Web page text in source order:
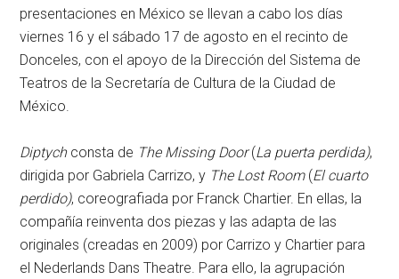
presentaciones en México se llevan a cabo los días
viernes 16 y el sábado 17 de agosto en el recinto de
Donceles, con el apoyo de la Dirección del Sistema de
Teatros de la Secretaría de Cultura de la Ciudad de
México.
Diptychconsta de The Missing Door(La puerta perdida),
dirigida por Gabriela Carrizo, y The Lost Room(El cuarto
perdido), coreografiada por Franck Chartier. En ellas, la
compañía reinventa dos piezas y las adapta de las
originales (creadas en 2009) por Carrizo y Chartier para
el Nederlands Dans Theatre. Para ello, la agrupación